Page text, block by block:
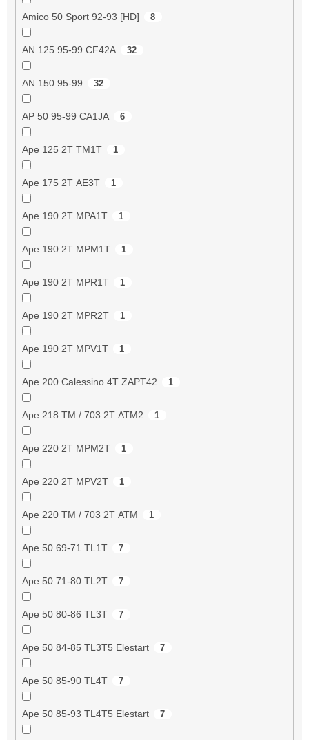
Amico 50 Sport 92-93 [HD] 8
AN 125 95-99 CF42A 32
AN 150 95-99 32
AP 50 95-99 CA1JA 6
Ape 125 2T TM1T 1
Ape 175 2T AE3T 1
Ape 190 2T MPA1T 1
Ape 190 2T MPM1T 1
Ape 190 2T MPR1T 1
Ape 190 2T MPR2T 1
Ape 190 2T MPV1T 1
Ape 200 Calessino 4T ZAPT42 1
Ape 218 TM / 703 2T ATM2 1
Ape 220 2T MPM2T 1
Ape 220 2T MPV2T 1
Ape 220 TM / 703 2T ATM 1
Ape 50 69-71 TL1T 7
Ape 50 71-80 TL2T 7
Ape 50 80-86 TL3T 7
Ape 50 84-85 TL3T5 Elestart 7
Ape 50 85-90 TL4T 7
Ape 50 85-93 TL4T5 Elestart 7